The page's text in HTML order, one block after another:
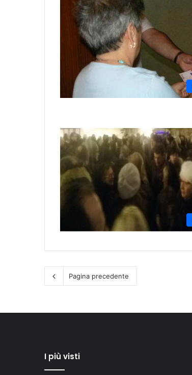
Pagina precedente
I più visti